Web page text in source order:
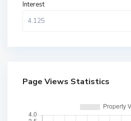
Interest
Page Views Statistics